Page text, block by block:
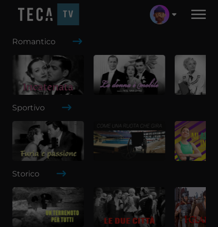
Romantico
Sportivo
Storico